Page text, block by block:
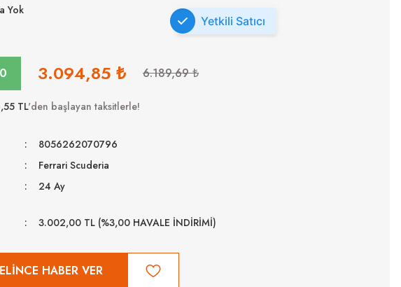
Yok
Yetkili Satıcı
3.094,85 ₺ 6.189,69 ₺
TL'den başlayan taksitlerle!
8056262070796
Ferrari Scuderia
24 Ay
3.002,00 TL (%3,00 HAVALE İNDİRİMİ)
HABER VER